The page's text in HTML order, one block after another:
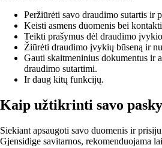
Peržiūrėti savo draudimo sutartis ir
Keisti asmens duomenis bei
Teikti prašymus dėl draudimo
Žiūrėti draudimo įvykių būseną ir
Gauti skaitmeninius dokumentus ir
draudimo sutartimi.
Ir daug kitų funkcijų.
Kaip užtikrinti savo
Siekiant apsaugoti savo duomenis ir
Gjensidige savitarnos, rekomenduojama